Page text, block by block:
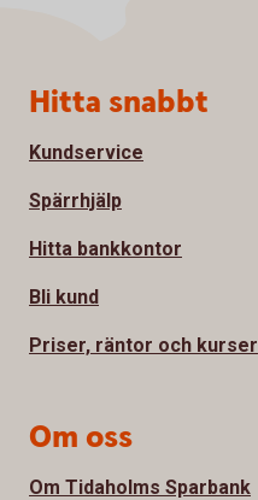
Sidfot
Hitta snabbt
Kundservice
Spärrhjälp
Hitta bankkontor
Bli kund
Priser, räntor och kurser
Om oss
Om Tidaholms Sparbank